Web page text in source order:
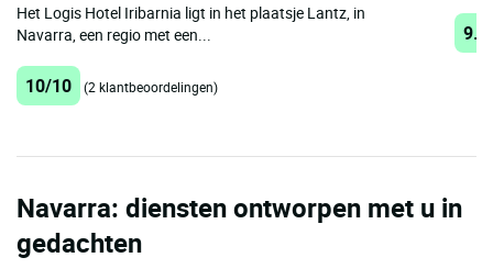
Het Logis Hotel Iribarnia ligt in het plaatsje Lantz, in
Navarra, een regio met een...
10/10 (2 klantbeoordelingen)
Navarra: diensten ontworpen met u in
gedachten